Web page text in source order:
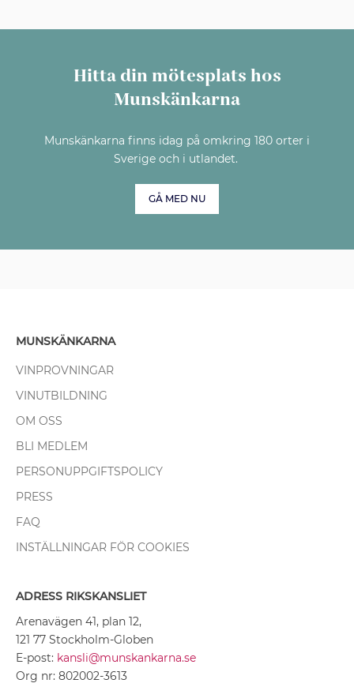
Hitta din mötesplats hos
Munskänkarna
Munskänkarna finns idag på omkring 180 orter i
Sverige och i utlandet.
GÅ MED NU
MUNSKÄNKARNA
VINPROVNINGAR
VINUTBILDNING
OM OSS
BLI MEDLEM
PERSONUPPGIFTSPOLICY
PRESS
FAQ
INSTÄLLNINGAR FÖR COOKIES
ADRESS RIKSKANSLIET
Arenavägen 41, plan 12,
121 77 Stockholm-Globen
E-post: kansli@munskankarna.se
Org nr: 802002-3613